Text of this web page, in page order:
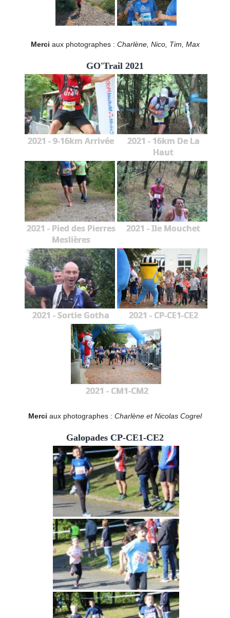
Merci aux photographes : Charlène, Nico, Tim, Max
GO'Trail 2021
2021 - 9-16km Arrivée
2021 - 16km De La
Haut
2021 - Pied des Pierres
Meslières
2021 - Ile Mouchet
2021 - Sortie Gotha 2021 - CP-CE1-CE2
2021 - CM1-CM2
Merci aux photographes : Charlène et Nicolas Cogrel
Galopades CP-CE1-CE2